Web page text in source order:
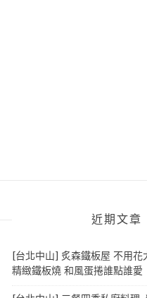
近期文章
[台北中山] 炙森鐵板屋 不用花
精緻鐵板燒 和風蛋捲誰點誰愛